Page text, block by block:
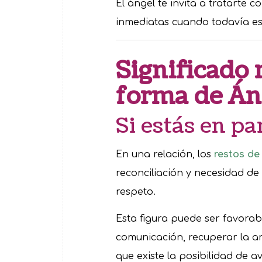
El ángel te invita a tratarte
inmediatas cuando todavía
Significado
forma de
Si estás en
En una relación, los restos
reconciliación y necesidad
respeto.
Esta figura puede ser
comunicación, recuperar la
que existe la posibilidad de